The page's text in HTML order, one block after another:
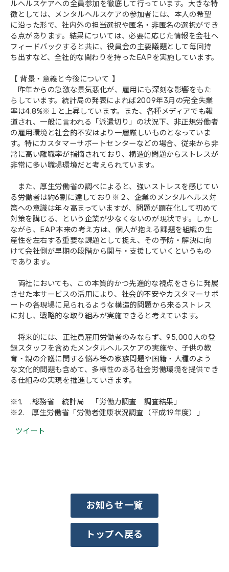
ルヘルスケアへの全員参加を徹底して行っています。大きな特
徴としては、メンタルヘルスケアの参加者には、本人の希望
に沿った形で、社内外の担当選択や匿名・非匿名の選択ができ
る点があります。結果については、必要に応じた情報を会社へ
フィードバックすると共に、役員会の主要議題として毎回持
ち出すなど、全社的な関わりを持ったEAPを実施しています。
【 背景・意義と今後について 】
昨年からの急激な景気悪化が、雇用にも深刻な影響をもた
らしています。統計局の発表によれば2009年3月の完全失業
率は4.8%※１と上昇しています。また、各種メディアでも報
道され、一般に言われる「派遣切り」の状況下、非正規労働者
の雇用環境と社会的不安はより一層厳しいものとなっていま
す。特にカスタマーサポートセンターなどの場合、従来から非
常に高い離職率が指摘されており、構造的問題からストレスが
非常に多い職場環境だと考えられています。
また、厚生労働省の調べによると、強いストレスを感じてい
る労働者は約6割に達しており※２、企業のメンタルヘルス対
策への意識は年々高まっていますが、問題が顕在化して初めて
対策を講じる、という企業が少なくないのが現状です。しかし
ながら、EAP本来の考え方は、個人が抱える課題を組織の生
産性を左右する重要な課題として捉え、その予防・解決に向
けて会社側が早期の段階から関与・支援していくというもの
であります。
両社においても、この本質的かつ先進的な視点をさらに発展
させた本サービスの活用により、社会的不安やカスタマーサポ
ートの各現場に見られるような構造的問題から来るストレス
に対し、戦略的な取り組みが実施できると考えています。
将来的には、正社員雇用労働者のみならず、95,000人の登
録スタッフを含めたメンタルヘルスケアの実施や、子供の教
育・親の介護に関する悩み等の家族問題や国籍・人種のよう
な文化的問題も含めて、多様性のある社会労働環境を提供でき
る仕組みの実現を推進していきます。
※1. .総務省 統計局 「労働力調査 調査結果」
※2. 厚生労働省「労働者健康状況調査（平成19年度）」
ツイート
お知らせ一覧
トップへ戻る